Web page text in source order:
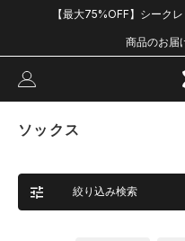
【最大75%OFF】シーク
商品のお届
ソックス
絞り込み検索